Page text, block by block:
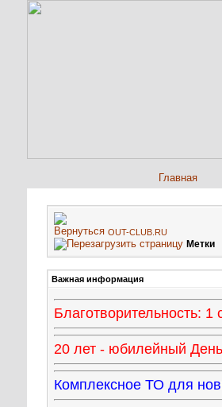
Главная
OUT-CLUB.RU
Метки
Важная информация
Благотворительность:
20 лет - юбилейный
Комплексное ТО для